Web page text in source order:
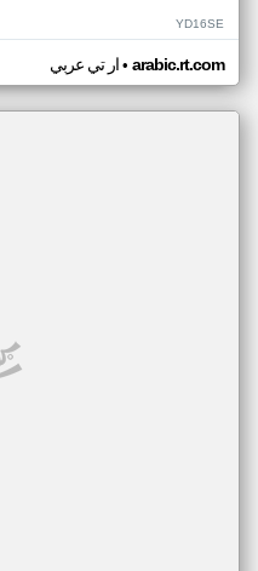
YD16SE
ار تي عربي• arabic.rt.com